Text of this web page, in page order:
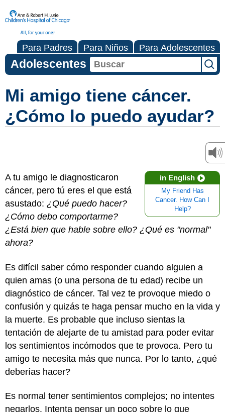
Para Padres Para Niños Para Adolescentes
Adolescentes
Mi amigo tiene cáncer.
¿Cómo lo puedo ayudar?
in English
My Friend Has
Cancer. How Can I
Help?
A tu amigo le diagnosticaron
cáncer, pero tú eres el que está
asustado: ¿Qué puedo hacer?
¿Cómo debo comportarme?
¿Está bien que hable sobre ello? ¿Qué es "normal"
ahora?
Es difícil saber cómo responder cuando alguien a
quien amas (o una persona de tu edad) recibe un
diagnóstico de cáncer. Tal vez te provoque miedo o
confusión y quizás te haga pensar mucho en la vida y
la muerte. Es probable que incluso sientas la
tentación de alejarte de tu amistad para poder evitar
los sentimientos incómodos que te provoca. Pero tu
amigo te necesita más que nunca. Por lo tanto, ¿qué
deberías hacer?
Es normal tener sentimientos complejos; no intentes
negarlos. Intenta pensar un poco sobre lo que